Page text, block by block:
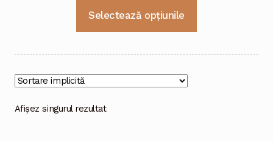
Selectează opțiunile
mai
Afișez singurul rezultat